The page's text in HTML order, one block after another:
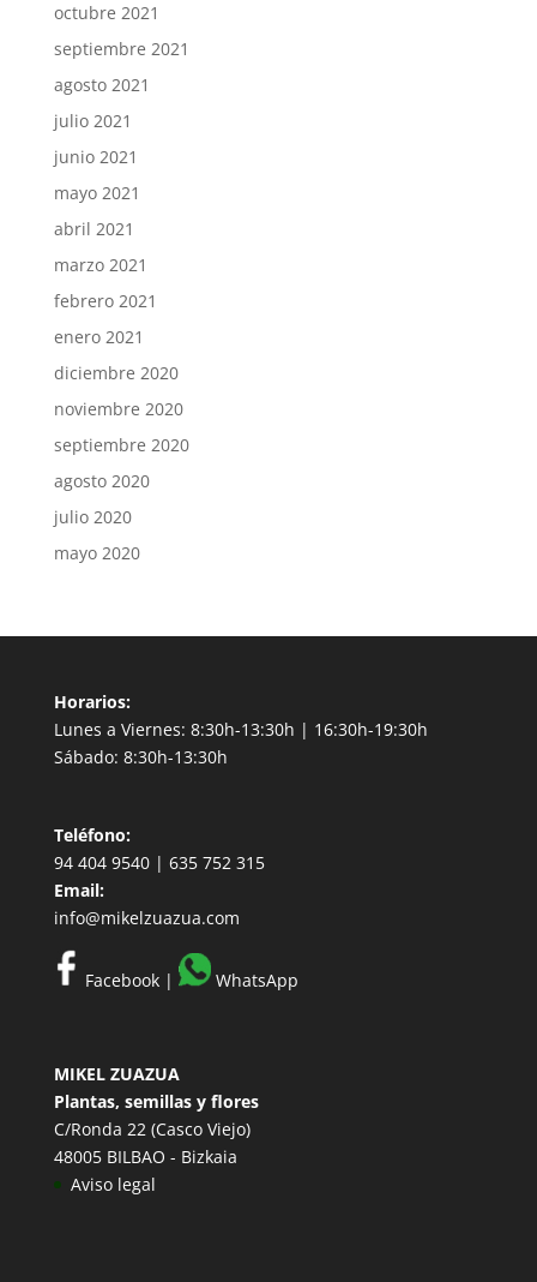
octubre 2021
septiembre 2021
agosto 2021
julio 2021
junio 2021
mayo 2021
abril 2021
marzo 2021
febrero 2021
enero 2021
diciembre 2020
noviembre 2020
septiembre 2020
agosto 2020
julio 2020
mayo 2020
Horarios:
Lunes a Viernes: 8:30h-13:30h | 16:30h-19:30h
Sábado: 8:30h-13:30h
Teléfono:
94 404 9540 | 635 752 315
Email:
info@mikelzuazua.com
Facebook| WhatsApp
MIKEL ZUAZUA
Plantas, semillas y flores
C/Ronda 22 (Casco Viejo)
48005 BILBAO - Bizkaia
Aviso legal